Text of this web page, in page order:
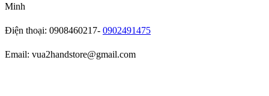
Minh
Điện thoại: 0908460217- 0902491475
Email: vua2handstore@gmail.com